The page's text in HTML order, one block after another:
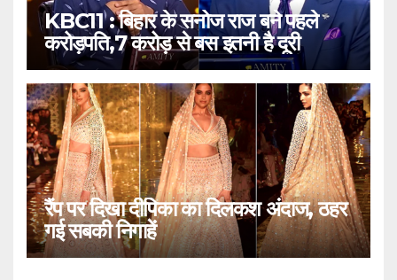
KBC11 : बिहार के सनोज राज बने पहले
करोड़पति,7 करोड़ से बस इतनी है दूरी
रैंप पर दिखा दीपिका का दिलकश अंदाज, ठहर
गई सबकी निगाहें